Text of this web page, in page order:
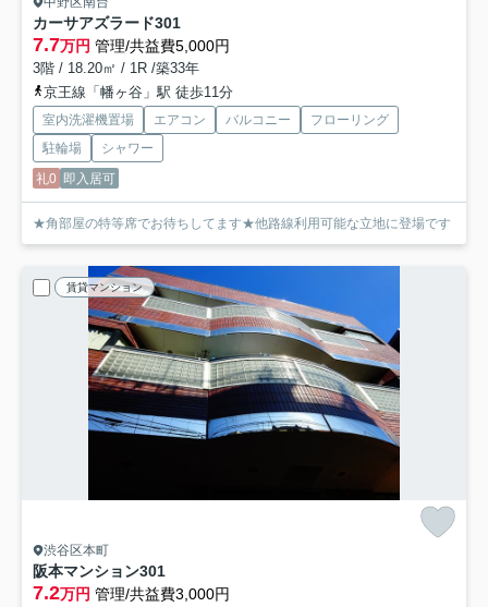
カーサアズラード301
7.7万円 管理/共益費5,000円
3階 / 18.20㎡ / 1R /築33年
京王線「幡ヶ谷」駅 徒歩11分
室内洗濯機置場 エアコン バルコニー
フローリング
駐輪場
シャワー
礼0 即入居可
★角部屋の特等席でお待ちしてます★他路線利用可能な立地に登場です
賃貸マンション
渋谷区本町
阪本マンション301
7.2万円 管理/共益費3,000円